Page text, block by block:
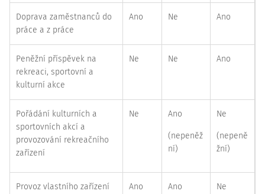
Doprava zaměstnanců do
práce a z práce
Ano Ne Ano
Peněžní příspěvek na
rekreaci, sportovní a
kulturní akce
Ne Ne Ano
Pořádání kulturních a
sportovních akcí a
provozování rekreačního
zařízení
Ne Ano
(nepeněž
ní)
Ne
(nepeně
žní)
Provoz vlastního zařízení
Ano Ano Ne